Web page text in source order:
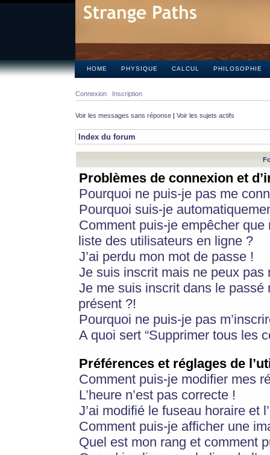
HOME PHYSIQUE CALCUL PHILOSOPHIE
Connexion Inscription
Voir les messages sans réponse | Voir les sujets actifs
Index du forum
Problèmes de connexion et
Pourquoi ne puis-je pas me
Pourquoi suis-je
Comment puis-je empêcher
liste des utilisateurs en ligne ?
J’ai perdu mon mot de passe !
Je suis inscrit mais ne peux pas
Je me suis inscrit dans le
présent ?!
Pourquoi ne puis-je pas
A quoi sert “Supprimer tous les
Préférences et réglages de
Comment puis-je modifier mes
L’heure n’est pas correcte !
J’ai modifié le fuseau horaire et
Comment puis-je afficher une
Quel est mon rang et comment